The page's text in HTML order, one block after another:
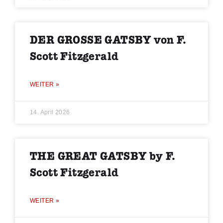
DER GROSSE GATSBY von F.
Scott Fitzgerald
WEITER »
14. April 2026
THE GREAT GATSBY by F.
Scott Fitzgerald
WEITER »